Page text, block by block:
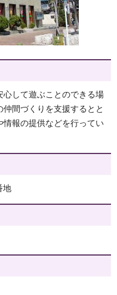
して遊ぶことのできる場
間づくりを支援するとと
情報の提供などを行ってい
地